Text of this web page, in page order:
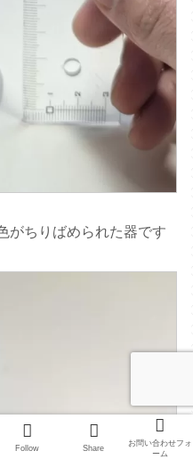
がちりばめられた器です
Follow Share
お問い合わせフォ
ーム